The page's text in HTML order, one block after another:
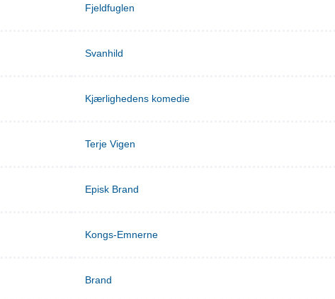
Fjeldfuglen
Svanhild
Kjærlighedens komedie
Terje Vigen
Episk Brand
Kongs-Emnerne
Brand